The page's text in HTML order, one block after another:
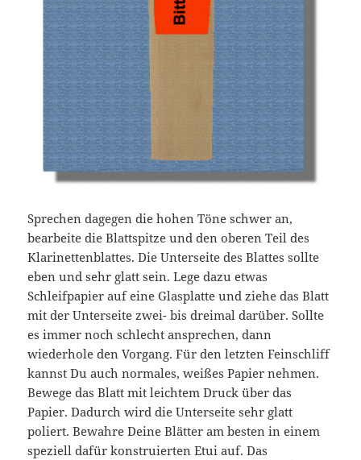
Sprechen dagegen die hohen Töne schwer an,
bearbeite die Blattspitze und den oberen Teil des
Klarinettenblattes. Die Unterseite des Blattes sollte
eben und sehr glatt sein. Lege dazu etwas
Schleifpapier auf eine Glasplatte und ziehe das Blatt
mit der Unterseite zwei- bis dreimal darüber. Sollte
es immer noch schlecht ansprechen, dann
wiederhole den Vorgang. Für den letzten Feinschliff
kannst Du auch normales, weißes Papier nehmen.
Bewege das Blatt mit leichtem Druck über das
Papier. Dadurch wird die Unterseite sehr glatt
poliert. Bewahre Deine Blätter am besten in einem
speziell dafür konstruierten Etui auf. Das